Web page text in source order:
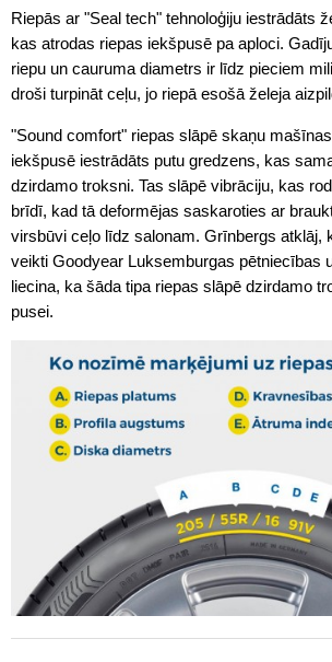
Riepās ar "Seal tech" tehnoloģiju iestrādāts
kas atrodas riepas iekšpusē pa aploci.
riepu un cauruma diametrs ir līdz pieciem
droši turpināt ceļu, jo riepā esošā želeja
"Sound comfort" riepas slāpē skaņu
iekšpusē iestrādāts putu gredzens, kas
dzirdamo troksni. Tas slāpē vibrāciju, kas
brīdī, kad tā deformējas saskaroties ar
virsbūvi ceļo līdz salonam. Grīnbergs atklāj,
veikti Goodyear Luksemburgas pētniecības
liecina, ka šāda tipa riepas slāpē dzirdamo
pusei.